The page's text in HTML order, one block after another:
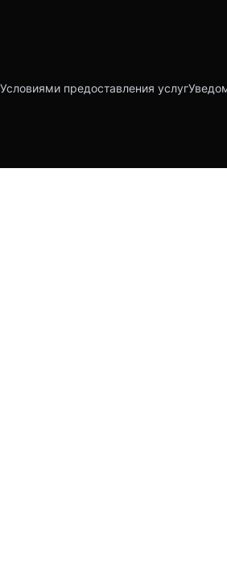
Условиями предоставления услуг